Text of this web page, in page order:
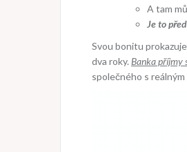
A tam
Je to
Svou bonitu
dva roky. Banka příjmy
společného s